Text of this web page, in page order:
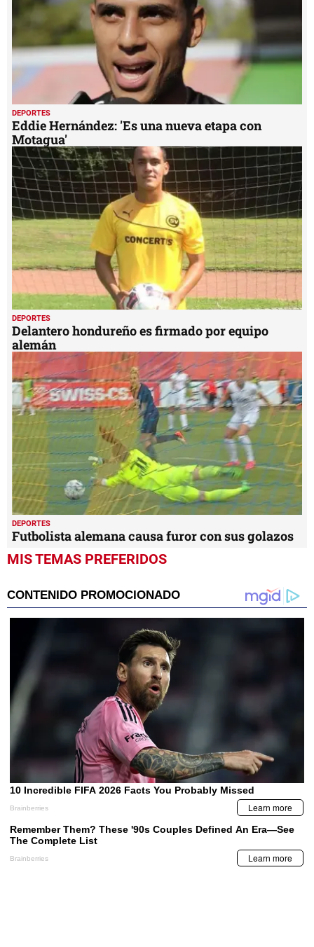
DEPORTES
Eddie Hernández: 'Es una nueva etapa con
Motagua'
DEPORTES
Delantero hondureño es firmado por equipo
alemán
DEPORTES
Futbolista alemana causa furor con sus golazos
MIS TEMAS PREFERIDOS